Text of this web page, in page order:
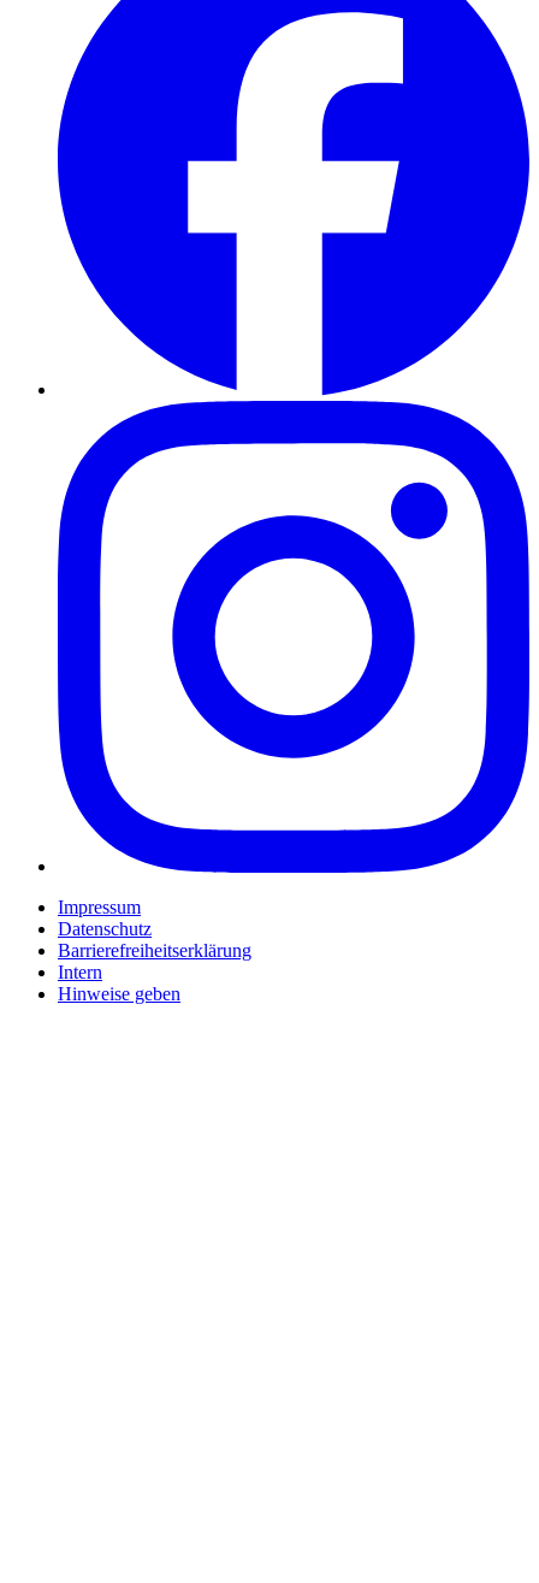
Impressum
Datenschutz
Barrierefreiheitserklärung
Intern
Hinweise geben